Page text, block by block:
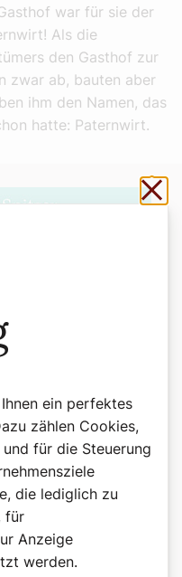
war für sie der
Als die
den Gasthof zur
zwar ab, bauten aber
ihm den Namen, das
hatte: Paternwirt.
ein perfektes
zählen Cookies,
für die Steuerung
die lediglich zu
für
Anzeige
werden.